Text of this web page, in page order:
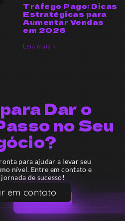
Tráfego Pago: Dicas
Estratégicas para
Aumentar Vendas
em 2026
Leia mais »
Dar o
no Seu
para ajudar a levar seu
nível. Entre em contato e
de sucesso!
em contato